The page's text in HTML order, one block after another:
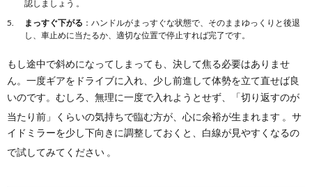
認しましょう 。
まっすぐ下がる ：ハンドルがまっすぐな状態で、そのままゆっくりと後退
し、車止めに当たるか、適切な位置で停止すれば完了です。
もし途中で斜めになってしまっても、決して焦る必要はありませ
ん。一度ギアをドライブに入れ、少し前進して体勢を立て直せば良
いのです。むしろ、無理に一度で入れようとせず、「切り返すのが
当たり前」くらいの気持ちで臨む方が、心に余裕が生まれます
。サ
イドミラーを少し下向きに調整しておくと、白線が見やすくなるの
で試してみてください 。